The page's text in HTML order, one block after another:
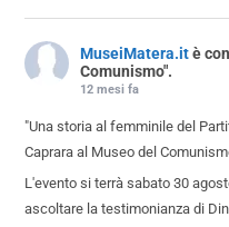
MuseiMatera.it è
Comunismo".
12 mesi fa
"Una storia al femminile del
Caprara al Museo del
L'evento si terrà sabato 30
ascoltare la testimonianza di